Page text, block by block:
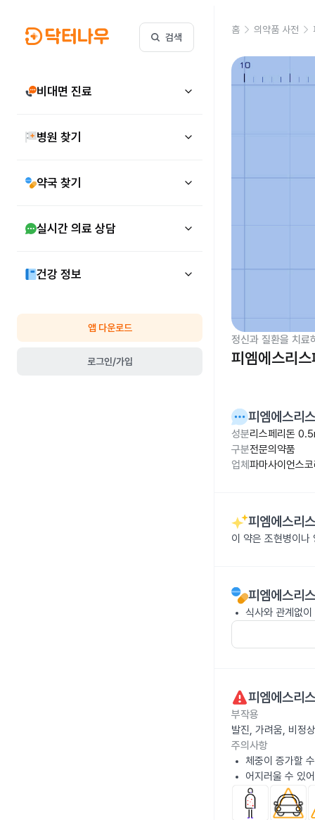
검색
비대면 진료
병원 찾기
약국 찾기
실시간 의료 상담
건강 정보
앱 다운로드
로그인/가입
홈 의약품 사전
정신과 질환을 치료
피엠에스리
피엠에스리
성분리스페리돈
구분전문의약품
업체 파마사이언스
피엠에스리
이 약은 조현병이나
피엠에스리
식사와 관계없
피엠에스리
부작용
발진, 가려움, 비정
주의사항
체중이 증가할
어지러울 수 있